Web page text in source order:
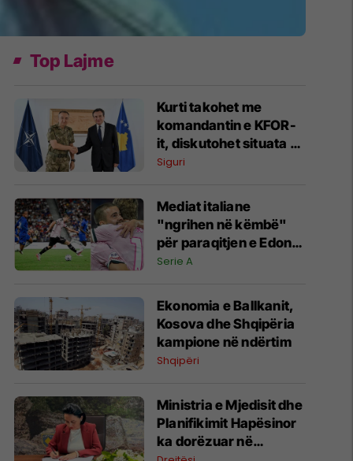
Top Lajme
Kurti takohet me
komandantin e KFOR-
it, diskutohet situata e
sigurisë në Kosovë dhe
Siguri
Mediat italiane
"ngrihen në këmbë"
për paraqitjen e Edon
Zhegrovës ndaj
Serie A
Ekonomia e Ballkanit,
Kosova dhe Shqipëria
kampione në ndërtim
Shqipëri
Ministria e Mjedisit dhe
Planifikimit Hapësinor
ka dorëzuar në